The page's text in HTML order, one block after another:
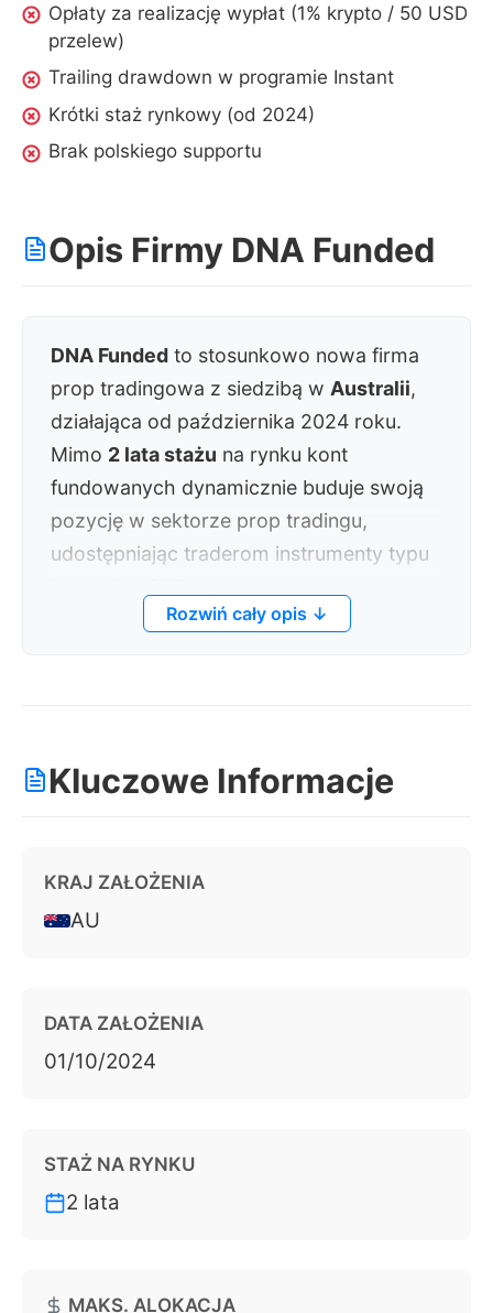
Opłaty za realizację wypłat (1% krypto / 50 USD
przelew)
Trailing drawdown w programie Instant
Krótki staż rynkowy (od 2024)
Brak polskiego supportu
Opis Firmy DNA Funded
DNA Funded to stosunkowo nowa firma
prop tradingowa z siedzibą w Australii,
działająca od października 2024 roku.
Mimo 2 lata stażu na rynku kont
fundowanych dynamicznie buduje swoją
pozycję w sektorze prop tradingu,
udostępniając traderom instrumenty typu
TradeLocker,MT5
. Maksymalna alokacja
Czas oczekiwania na wypłatę to 14 dni (7
zysków: 80%.
Rozwiń cały opis ↓
Kluczowe Informacje
KRAJ ZAŁOŻENIA
AU
DATA ZAŁOŻENIA
01/10/2024
STAŻ NA RYNKU
2 lata
MAKS. ALOKACJA